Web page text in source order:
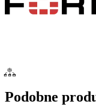
Podobne